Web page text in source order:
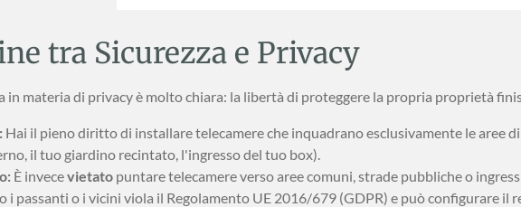
tra Sicurezza e Privacy
in materia di privacy è molto chiara: la libertà di proteggere la propria proprietà
Hai il pieno diritto di installare telecamere che inquadrano esclusivamente le aree
il tuo giardino recintato, l'ingresso del tuo box).
È invecevietato puntare telecamere verso aree comuni, strade pubbliche o
i passanti o i vicini viola il Regolamento UE 2016/679 (GDPR) e può configurare il